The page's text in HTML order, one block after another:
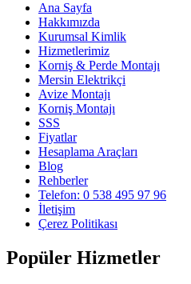
Ana Sayfa
Hakkımızda
Kurumsal Kimlik
Hizmetlerimiz
Korniş & Perde Montajı
Mersin Elektrikçi
Avize Montajı
Korniş Montajı
SSS
Fiyatlar
Hesaplama Araçları
Blog
Rehberler
Telefon: 0 538 495 97 96
İletişim
Çerez Politikası
Popüler Hizmetler